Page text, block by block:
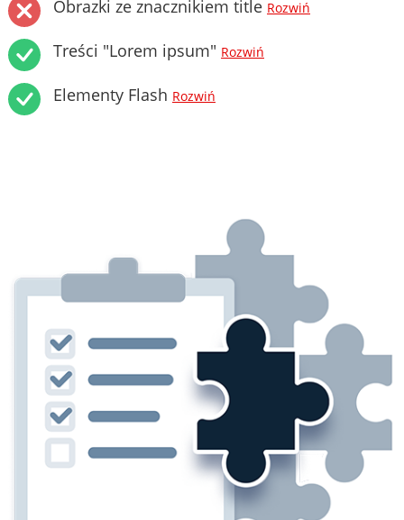
Obrazki ze znacznikiem title Rozwiń
Treści "Lorem ipsum" Rozwiń
Elementy Flash Rozwiń